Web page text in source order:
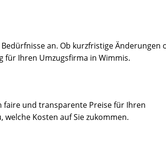
an. Ob kurzfristige Änderungen
für Ihren Umzugsfirma in Wimmis.
faire und transparente Preise für Ihren
welche Kosten auf Sie zukommen.